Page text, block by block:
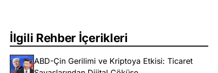
İlgili Rehber İçerikleri
ABD-Çin Gerilimi ve Kriptoya Etkisi: Ticaret